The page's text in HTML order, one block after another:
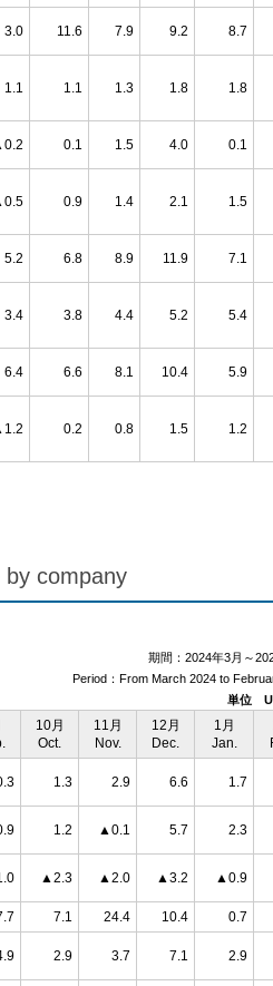
3.0 11.6 7.9 9.2 8.7
1.1 1.1 1.3 1.8 1.8
0.1 1.5 4.0 0.1
0.9 1.4 2.1 1.5
5.2 6.8 8.9 11.9 7.1
3.4 3.8 4.4 5.2 5.4
6.4 6.6 8.1 10.4 5.9
0.2 0.8 1.5 1.2
company
期間：2024年3月～
Period：From March 2024 to
単位
10月
Oct.
11月
Nov.
12月
Dec.
1月
Jan.
1.3 2.9 6.6 1.7
1.2 ▲0.1 5.7 2.3
▲2.3 ▲2.0 ▲3.2 ▲0.9
7.1 24.4 10.4 0.7
2.9 3.7 7.1 2.9